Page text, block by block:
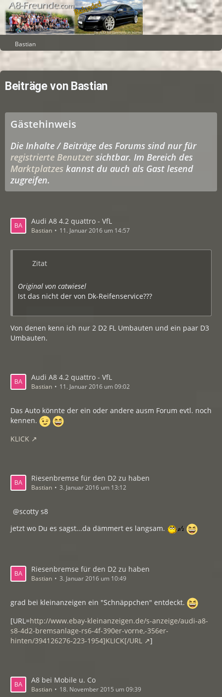
Bastian
Beiträge von Bastian
Gästehinweis
Die Inhalte / Beiträge des Forums sind nur für
registrierte Benutzersichtbar. Im Bereich des
Marktplatzes kannst du auch als Gast lesend
zugreifen.
Audi A8 4.2 quattro - VfL
Bastian 11. Januar 2016 um 14:57
Zitat
Original von catwiesel
Ist das nicht der von Dk-Reifenservice???
Von denen kenn ich nur 2 D2 FL Umbauten und ein paar D3
Umbauten.
Audi A8 4.2 quattro - VfL
Bastian 11. Januar 2016 um 09:02
Das Auto könnte der ein oder andere ausm Forum evtl. noch
kennen.
KLICK
Riesenbremse für den D2 zu haben
Bastian 3. Januar 2016 um 13:12
scotty s8
jetzt wo Du es sagst...da dämmert es langsam.
Riesenbremse für den D2 zu haben
Bastian 3. Januar 2016 um 10:49
grad bei kleinanzeigen ein "Schnäppchen" entdeckt.
[URL=http://www.ebay-kleinanzeigen.de/s-anzeige/audi-a8-
s8-4d2-bremsanlage-rs6-4f-390er-vorne,-356er-
hinten/394126276-223-1954]KLICK[/URL
]
A8 bei Mobile u. Co
Bastian 18. November 2015 um 09:39